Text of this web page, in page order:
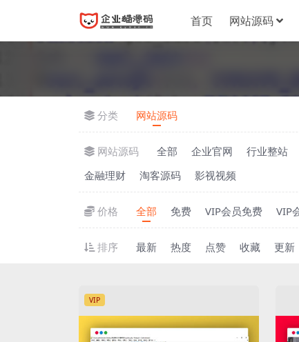
首页 网站源码
分类 网站源码
网站源码 全部 企业官网 行业整站
金融理财
淘客源码 影视视频
价格 全部 免费 VIP会员免费 VIP
排序 最新 热度 点赞 收藏 更新
VIP